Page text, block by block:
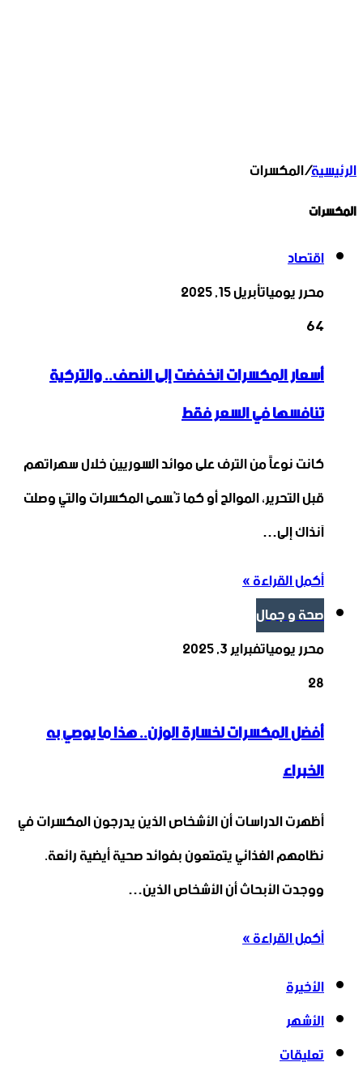
الرئيسية/المكسرات
المكسرات
اقتصاد
محرر يومياتأبريل 15, 2025
64
أسعار المكسرات انخفضت إلى النصف.. والتركية
تنافسها في السعر فقط
كانت نوعاً من الترف على موائد السوريين خلال سهراتهم
قبل التحرير، الموالح أو كما تُسمى المكسرات والتي وصلت
آنذاك إلى…
أكمل القراءة »
صحة و جمال
محرر يومياتفبراير 3, 2025
28
أفضل المكسرات لخسارة الوزن.. هذا ما يوصي به
الخبراء
أظهرت الدراسات أن الأشخاص الذين يدرجون المكسرات في
نظامهم الغذائي يتمتعون بفوائد صحية أيضية رائعة.
ووجدت الأبحاث أن الأشخاص الذين…
أكمل القراءة »
الأخيرة
الأشهر
تعليقات